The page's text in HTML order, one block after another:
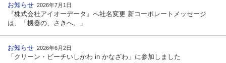
お知らせ 2026年7月1日
『株式会社アイオーデータ』へ社名変更 新コーポレートメッセージ
は、「機器の、さきへ。」
お知らせ 2026年6月2日
「クリーン・ビーチいしかわ in かなざわ」に参加しました